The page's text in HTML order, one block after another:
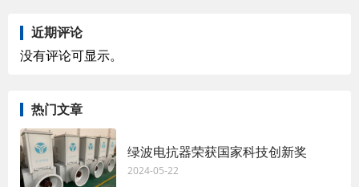
近期评论
没有评论可显示。
热门文章
绿波电抗器荣获国家科技创新奖
2024-05-22